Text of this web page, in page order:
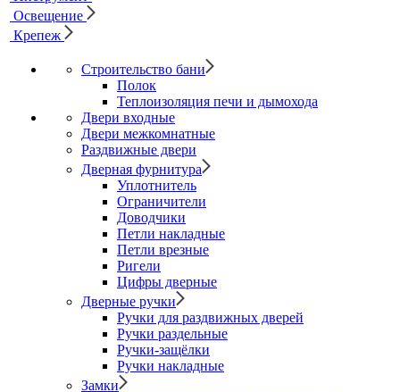
Освещение
Крепеж
Строительство бани
Полок
Теплоизоляция печи и дымохода
Двери входные
Двери межкомнатные
Раздвижные двери
Дверная фурнитура
Уплотнитель
Ограничители
Доводчики
Петли накладные
Петли врезные
Ригели
Цифры дверные
Дверные ручки
Ручки для раздвижных дверей
Ручки раздельные
Ручки-защёлки
Ручки накладные
Замки